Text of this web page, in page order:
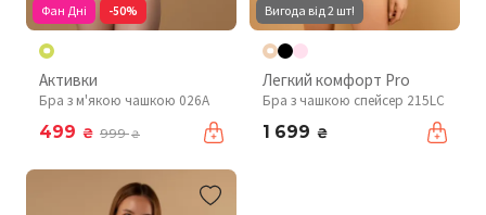
Фан Дні -50%
Активки
Бра з м'якою чашкою 026A
499 ₴ 999₴
Вигода від 2 шт!
Легкий комфорт Pro
Бра з чашкою спейсер 215LC
1 699 ₴